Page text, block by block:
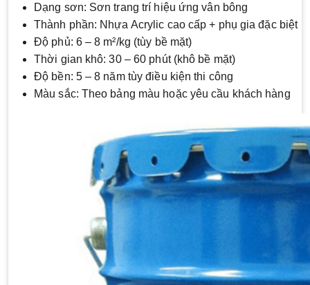
Dạng sơn: Sơn trang trí hiệu ứng vân bông
Thành phần: Nhựa Acrylic cao cấp + phụ gia đặc biệt
Độ phủ: 6 – 8 m²/kg (tùy bề mặt)
Thời gian khô: 30 – 60 phút (khô bề mặt)
Độ bền: 5 – 8 năm tùy điều kiện thi công
Màu sắc: Theo bảng màu hoặc yêu cầu khách hàng